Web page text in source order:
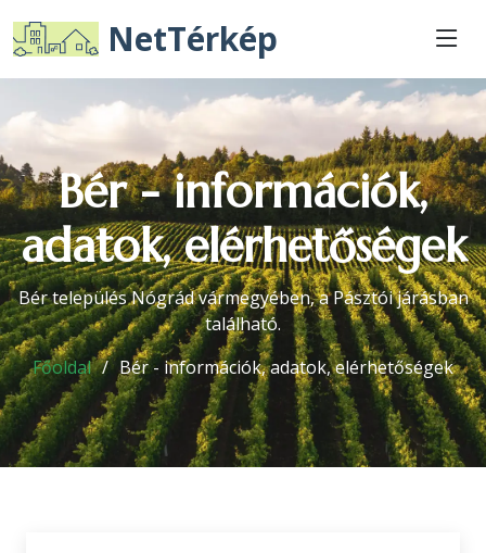
NetTérkép
Bér - információk,
adatok, elérhetőségek
Bér település Nógrád vármegyében, a Pásztói járásban
található.
Főoldal
Bér - információk, adatok, elérhetőségek